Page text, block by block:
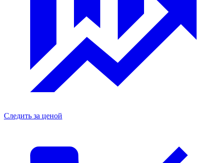
Следить за ценой